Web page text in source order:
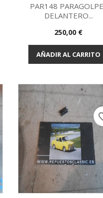
Vista rápida
PAR148
DELANTERO...
Precio
250,00 €
AÑADIR AL CARRITO